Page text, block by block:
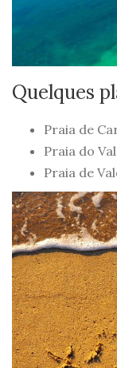
Quelques
Praia de
Praia do
Praia de